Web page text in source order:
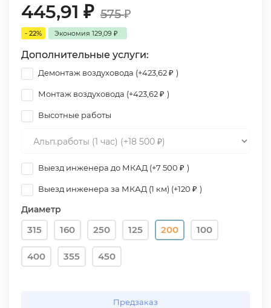
445,91 ₽ 575₽
- 22% Экономия 129,09 ₽
Дополнительные услуги:
Демонтаж воздуховода (+423,62₽ )
Монтаж воздуховода (+423,62₽ )
Высотные работы
Выезд инженера до МКАД (+7 500 ₽ )
Выезд инженера за МКАД (1 км) (+120 ₽ )
Диаметр
315 160 250 125 200 100
400 355 450
Предзаказ